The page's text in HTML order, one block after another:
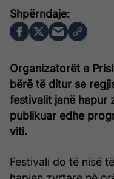
Organizatorët e
bërë të ditur se
festivalit janë hapur
publikuar edhe
viti.
Festivali do të nisë